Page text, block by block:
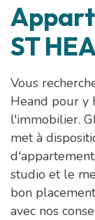
ST
Vous
Heand pour y
l'immobilier.
met à
studio et le
bon
avec nos